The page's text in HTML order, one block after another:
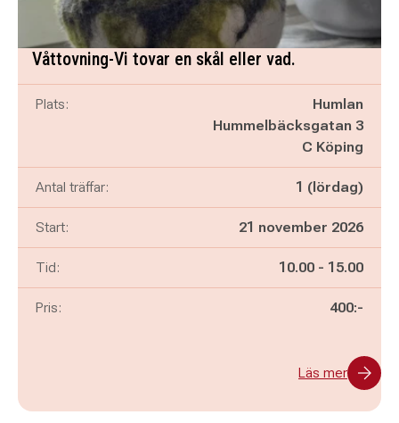
Våttovning-Vi tovar en skål eller vad.
Plats:
Humlan
Hummelbäcksgatan 3
C Köping
Antal träffar: 1 (lördag)
Start: 21 november 2026
Tid: Pågår mellan
10.00 - och
15.00
Pris: 400:-
Läs mer